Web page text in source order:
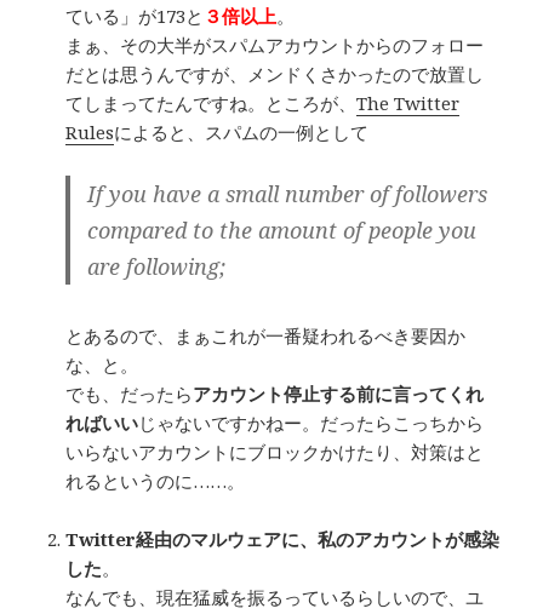
ている」が173と ３倍以上。
まぁ、その大半がスパムアカウントからのフォロー
だとは思うんですが、メンドくさかったので放置し
てしまってたんですね。ところが、The Twitter
Rulesによると、スパムの一例として
If you have a small number of followers
compared to the amount of people you
are following;
とあるので、まぁこれが一番疑われるべき要因か
な、と。
でも、だったらアカウント停止する前に言ってくれ
ればいいじゃないですかねー。だったらこっちから
いらないアカウントにブロックかけたり、対策はと
れるというのに……。
Twitter経由のマルウェアに、私のアカウントが感染
した。
なんでも、現在猛威を振るっているらしいので、ユ